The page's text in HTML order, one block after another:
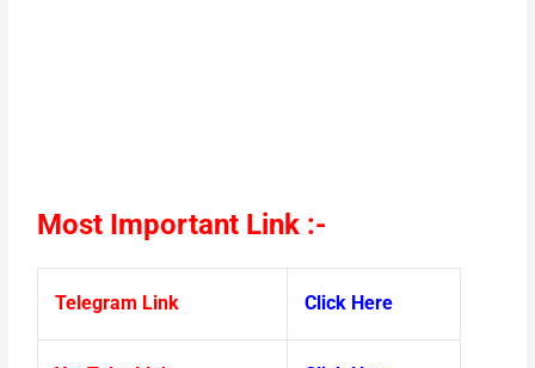
Most Important Link :-
Telegram Link Click Here